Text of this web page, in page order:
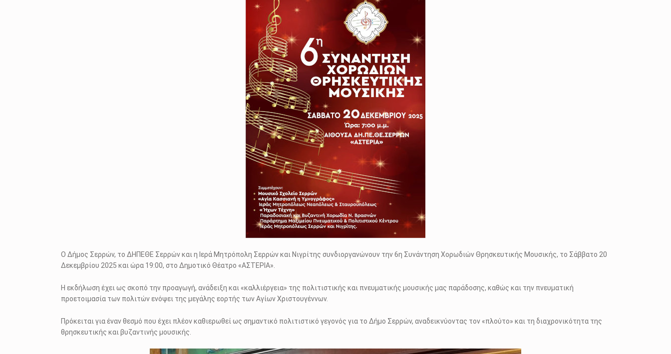
Ο Δήμος Σερρών, το ΔΗΠΕΘΕ Σερρών και η Ιερά Μητρόπολη Σερρών και Νιγρίτης συνδιοργανώνουν την 6η Συνάντηση Χορωδιών Θρησκευτικής Μουσικής, το Σάββατο 20
Δεκεμβρίου 2025 και ώρα 19:00, στο Δημοτικό Θέατρο «ΑΣΤΕΡΙΑ».
Η εκδήλωση έχει ως σκοπό την προαγωγή, ανάδειξη και «καλλιέργεια» της πολιτιστικής και πνευματικής μουσικής μας παράδοσης, καθώς και την πνευματική
προετοιμασία των πολιτών ενόψει της μεγάλης εορτής των Αγίων Χριστουγέννων.
Πρόκειται για έναν θεσμό που έχει πλέον καθιερωθεί ως σημαντικό πολιτιστικό γεγονός για το Δήμο Σερρών, αναδεικνύοντας τον «πλούτο» και τη διαχρονικότητα της
θρησκευτικής και βυζαντινής μουσικής.